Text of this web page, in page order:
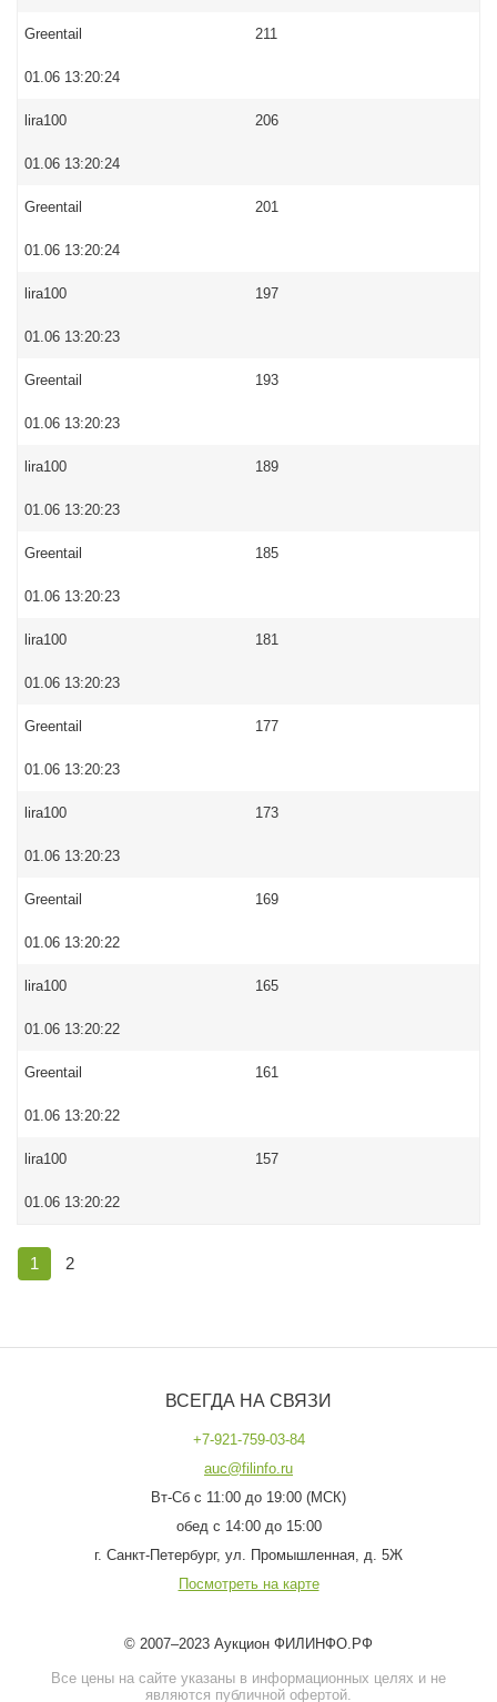
Greentail 211
01.06 13:20:24
lira100 206
01.06 13:20:24
Greentail 201
01.06 13:20:24
lira100 197
01.06 13:20:23
Greentail 193
01.06 13:20:23
lira100 189
01.06 13:20:23
Greentail 185
01.06 13:20:23
lira100 181
01.06 13:20:23
Greentail 177
01.06 13:20:23
lira100 173
01.06 13:20:23
Greentail 169
01.06 13:20:22
lira100 165
01.06 13:20:22
Greentail 161
01.06 13:20:22
lira100 157
01.06 13:20:22
1 2
ВСЕГДА НА СВЯЗИ
+7-921-759-03-84
auc@filinfo.ru
Вт-Сб с 11:00 до 19:00 (МСК)
обед с 14:00 до 15:00
г. Санкт-Петербург, ул. Промышленная, д. 5Ж
Посмотреть на карте
© 2007–2023 Аукцион ФИЛИНФО.РФ
Все цены на сайте указаны в информационных целях и не
являются публичной офертой.